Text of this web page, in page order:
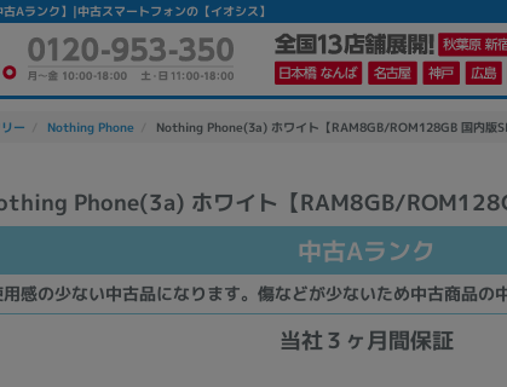
ランク】|中古スマートフォンの【イオシス】
ー Nothing Phone Nothing Phone(3a) ホワイト【RAM8GB/ROM128GB 国内版
Phone(3a) ホワイト【RAM8GB/
中古Aランク
感の少ない中古品になります。傷などが少ないため中古商品の
当社３ヶ月間保証
かんたんパソコン検索に切り替える
カテゴリー
商品ジャンルの絞り込み